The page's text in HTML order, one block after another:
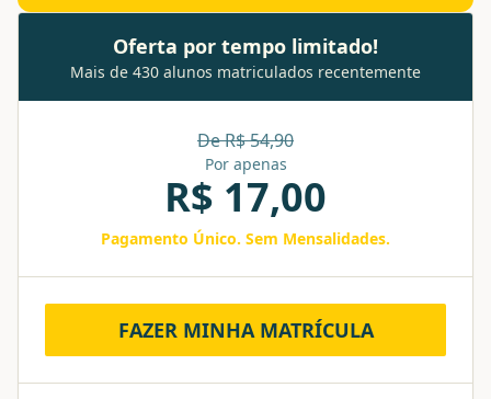
Oferta por tempo limitado!
Mais de 430 alunos matriculados recentemente
De R$54,90
Por apenas
R$ 17,00
Pagamento Único. Sem Mensalidades.
FAZER MINHA MATRÍCULA